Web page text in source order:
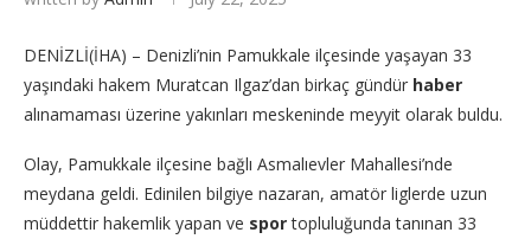
DENİZLİ(İHA) – Denizli’nin Pamukkale ilçesinde yaşayan 33
yaşındaki hakem Muratcan Ilgaz’dan birkaç gündür haber
alınamaması üzerine yakınları meskeninde meyyit olarak buldu.
Olay, Pamukkale ilçesine bağlı Asmalıevler Mahallesi’nde
meydana geldi. Edinilen bilgiye nazaran, amatör liglerde uzun
müddettir hakemlik yapan ve sportopluluğunda tanınan 33